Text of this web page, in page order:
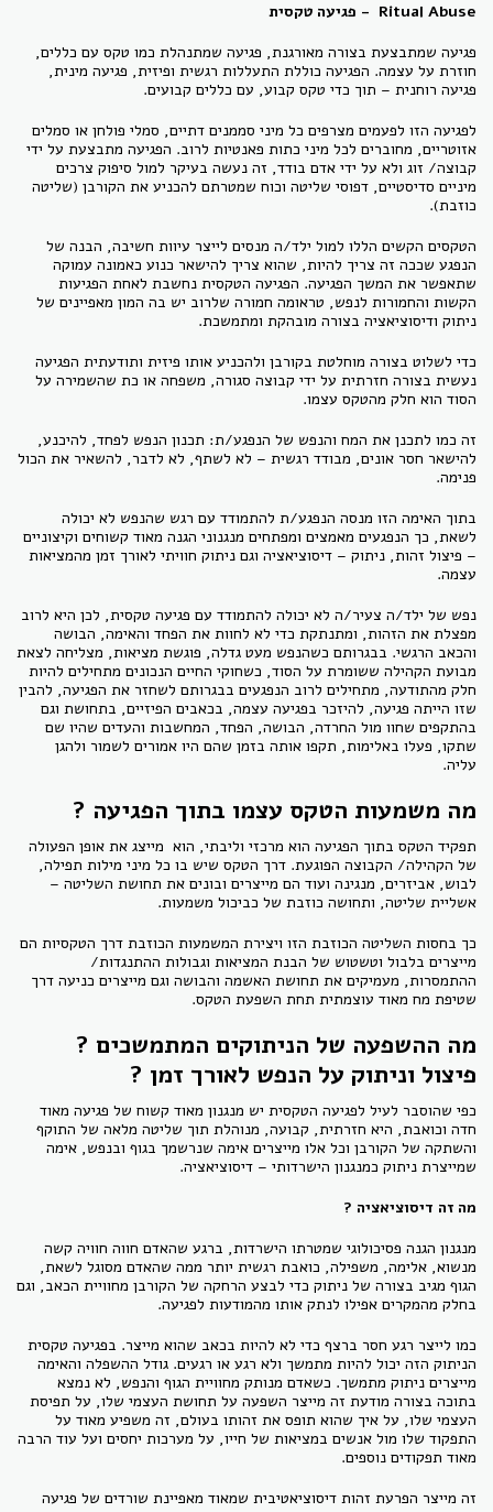
Ritual Abuse - פגיעה טקסית
פגיעה שמתבצעת בצורה מאורגנת, פגיעה שמתנהלת כמו טקס עם כללים,
חוזרת על עצמה. הפגיעה כוללת התעללות רגשית ופיזית, פגיעה מינית,
פגיעה רוחנית – תוך כדי טקס קבוע, עם כללים קבועים.
לפגיעה הזו לפעמים מצרפים כל מיני סממנים דתיים, סמלי פולחן או סמלים
אזוטריים, מחוברים לכל מיני כתות פאנטיות לרוב. הפגיעה מתבצעת על ידי
קבוצה/ זוג ולא על ידי אדם בודד, זה נעשה בעיקר למול סיפוק צרכים
מיניים סדיסטיים, דפוסי שליטה וכוח שמטרתם להכניע את הקורבן (שליטה
כוזבת).
הטקסים הקשים הללו למול ילד/ה מנסים לייצר עיוות חשיבה, הבנה של
הנפגע שככה זה צריך להיות, שהוא צריך להישאר כנוע כאמונה עמוקה
שתאפשר את המשך הפגיעה. הפגיעה הטקסית נחשבת לאחת הפגיעות
הקשות והחמורות לנפש, טראומה חמורה שלרוב יש בה המון מאפיינים של
ניתוק ודיסוציאציה בצורה מובהקת ומתמשכת.
כדי לשלוט בצורה מוחלטת בקורבן ולהכניע אותו פיזית ותודעתית הפגיעה
נעשית בצורה חזרתית על ידי קבוצה סגורה, משפחה או כת שהשמירה על
הסוד הוא חלק מהטקס עצמו.
זה כמו לתכנן את המח והנפש של הנפגע/ת: תכנון הנפש לפחד, להיכנע,
להישאר חסר אונים, מבודד רגשית – לא לשתף, לא לדבר, להשאיר את הכול
פנימה.
בתוך האימה הזו מנסה הנפגע/ת להתמודד עם רגש שהנפש לא יכולה
לשאת, כך הנפגעים מאמצים ומפתחים מנגנוני הגנה מאוד קשוחים וקיצוניים
– פיצול זהות, ניתוק – דיסוציאציה וגם ניתוק חוויתי לאורך זמן מהמציאות
עצמה.
נפש של ילד/ה צעיר/ה לא יכולה להתמודד עם פגיעה טקסית, לכן היא לרוב
מפצלת את הזהות, ומתנתקת כדי לא לחוות את הפחד והאימה, הבושה
והכאב הרגשי. בבגרותם כשהנפש מעט גדלה, פוגשת מציאות, מצליחה לצאת
מבועת הקהילה ששומרת על הסוד, כשחוקי החיים הנכונים מתחילים להיות
חלק מהתודעה, מתחילים לרוב הנפגעים בבגרותם לשחזר את הפגיעה, להבין
שזו הייתה פגיעה, להיזכר בפגיעה עצמה, בכאבים הפיזיים, בתחושת וגם
בהתקפים שחוו מול החרדה, הבושה, הפחד, המחשבות והעדים שהיו שם
שתקו, פעלו באלימות, תקפו אותה בזמן שהם היו אמורים לשמור ולהגן
עליה.
מה משמעות הטקס עצמו בתוך הפגיעה ?
תפקיד הטקס בתוך הפגיעה הוא מרכזי וליבתי, הוא מייצג את אופן הפעולה
של הקהילה/ הקבוצה הפוגעת. דרך הטקס שיש בו כל מיני מילות תפילה,
לבוש, אביזרים, מנגינה ועוד הם מייצרים ובונים את תחושת השליטה –
אשליית שליטה, ותחושה כוזבת של כביכול משמעות.
כך בחסות השליטה הכוזבת הזו ויצירת המשמעות הכוזבת דרך הטקסיות הם
מייצרים בלבול וטשטוש של הבנת המציאות וגבולות ההתנגדות/
ההתמסרות, מעמיקים את תחושת האשמה והבושה וגם מייצרים כניעה דרך
שטיפת מח מאוד עוצמתית תחת השפעת הטקס.
מה ההשפעה של הניתוקים המתמשכים ?
פיצול וניתוק על הנפש לאורך זמן ?
כפי שהוסבר לעיל לפגיעה הטקסית יש מנגנון מאוד קשוח של פגיעה מאוד
חדה וכואבת, היא חזרתית, קבועה, מנוהלת תוך שליטה מלאה של התוקף
והשתקה של הקורבן וכל אלו מייצרים אימה שנרשמך בגוף ובנפש, אימה
שמייצרת ניתוק כמנגנון הישרדותי – דיסוציאציה.
מה זה דיסוציאציה ?
מנגנון הגנה פסיכולוגי שמטרתו הישרדות, ברגע שהאדם חווה חוויה קשה
מנשוא, אלימה, משפילה, כואבת רגשית יותר ממה שהאדם מסוגל לשאת,
הגוף מגיב בצורה של ניתוק כדי לבצע הרחקה של הקורבן מחוויית הכאב, וגם
בחלק מהמקרים אפילו לנתק אותו מהמודעות לפגיעה.
כמו לייצר רגע חסר ברצף כדי לא להיות בכאב שהוא מייצר. בפגיעה טקסית
הניתוק הזה יכול להיות מתמשך ולא רגע או רגעים. גודל ההשפלה והאימה
מייצרים ניתוק מתמשך. כשאדם מנותק מחוויית הגוף והנפש, לא נמצא
בתוכה בצורה מודעת זה מייצר השפעה על תחושת העצמי שלו, על תפיסת
העצמי שלו, על איך שהוא תופס את זהותו בעולם, זה משפיע מאוד על
התפקוד שלו מול אנשים במציאות של חייו, על מערכות יחסים ועל עוד הרבה
מאוד תפקודים נוספים.
זה מייצר הפרעת זהות דיסוציאטיבית שמאוד מאפיינת שורדים של פגיעה